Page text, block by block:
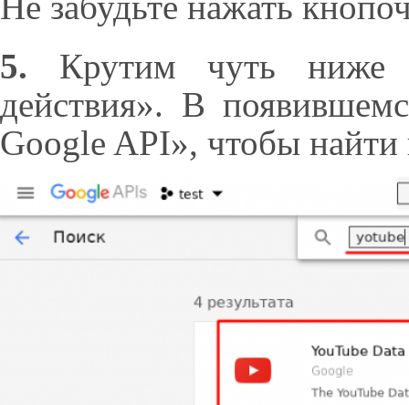
5. Крутим чуть ниже
действия». В
Google API», чтобы